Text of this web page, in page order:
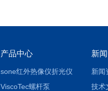
产品中心
sone红外热像仪折光仪
ViscoTec螺杆泵
新
新闻
技术